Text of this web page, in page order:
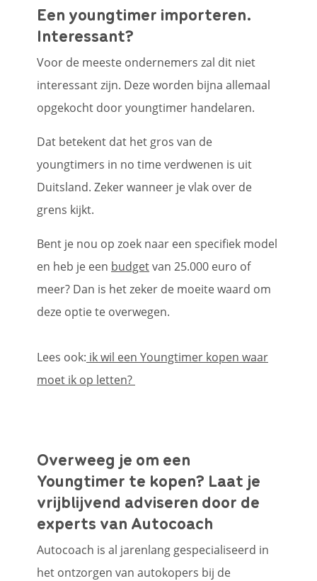
Een youngtimer importeren.
Interessant?
Voor de meeste ondernemers zal dit niet
interessant zijn. Deze worden bijna allemaal
opgekocht door youngtimer handelaren.
Dat betekent dat het gros van de
youngtimers in no time verdwenen is uit
Duitsland. Zeker wanneer je vlak over de
grens kijkt.
Bent je nou op zoek naar een specifiek model
en heb je een budgetvan 25.000 euro of
meer? Dan is het zeker de moeite waard om
deze optie te overwegen.
Lees ook: ik wil een Youngtimer kopen waar
moet ik op letten?
Overweeg je om een
Youngtimer te kopen? Laat je
vrijblijvend adviseren door de
experts van Autocoach
Autocoach is al jarenlang gespecialiseerd in
het ontzorgen van autokopers bij de